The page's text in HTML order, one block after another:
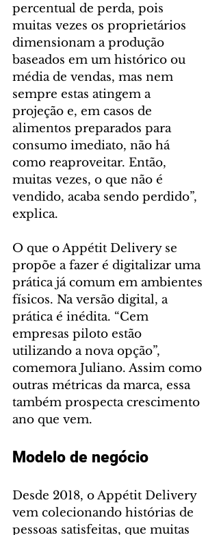
percentual de perda, pois
muitas vezes os proprietários
dimensionam a produção
baseados em um histórico ou
média de vendas, mas nem
sempre estas atingem a
projeção e, em casos de
alimentos preparados para
consumo imediato, não há
como reaproveitar. Então,
muitas vezes, o que não é
vendido, acaba sendo perdido”,
explica.
O que o Appétit Delivery se
propõe a fazer é digitalizar uma
prática já comum em ambientes
físicos. Na versão digital, a
prática é inédita. “Cem
empresas piloto estão
utilizando a nova opção”,
comemora Juliano. Assim como
outras métricas da marca, essa
também prospecta crescimento
ano que vem.
Modelo de negócio
Desde 2018, o Appétit Delivery
vem colecionando histórias de
pessoas satisfeitas, que muitas